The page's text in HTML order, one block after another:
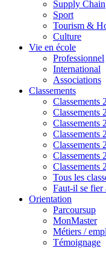
Supply Chain
Sport
Tourism &
Culture
Vie en école
Professionnel
International
Associations
Classements
Classements
Classements
Classements
Classements
Classements
Classements
Classements
Tous les
Faut-il se fier
Orientation
Parcoursup
MonMaster
Métiers /
Témoignage